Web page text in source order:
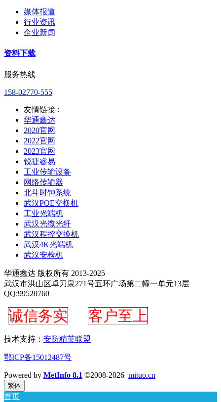
媒体报道
行业资讯
企业新闻
资料下载
服务热线
158-02770-555
友情链接 :
华通鑫达
2020官网
2022官网
2023官网
锐捷睿易
工业传输设备
网络传输器
北斗时钟系统
武汉POE交换机
工业光端机
武汉光缆光纤
武汉程控交换机
武汉4K光端机
武汉安检机
华通鑫达 版权所有 2013-2025
武汉市洪山区卓刀泉271号五环广场第二幢一单元13层
QQ:99520760
诚信务实 客户至上
技术支持： 安防精英联盟
鄂ICP备15012487号
Powered by MetInfo 8.1 ©2008-2026 mituo.cn
繁体
首页